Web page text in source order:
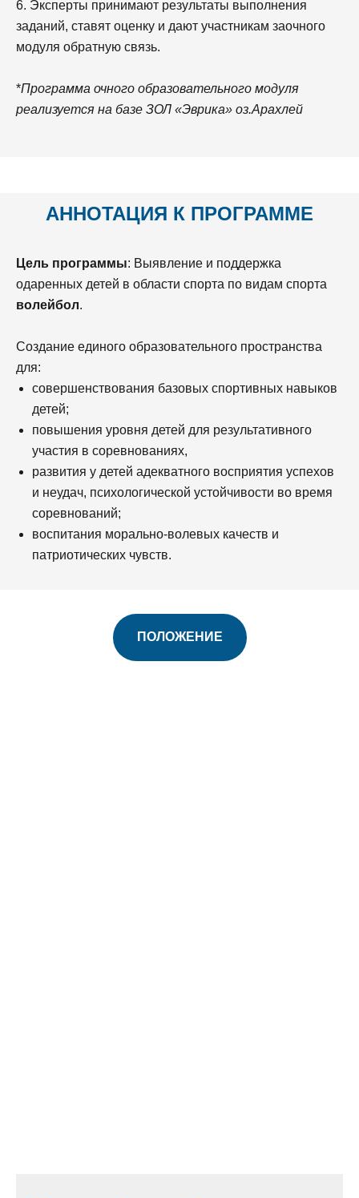
6. Эксперты принимают результаты выполнения
заданий, ставят оценку и дают участникам заочного
модуля обратную связь.
*Программа очного образовательного модуля
реализуется на базе ЗОЛ «Эврика» оз.Арахлей
АННОТАЦИЯ К ПРОГРАММЕ
Цель программы: Выявление и поддержка
одаренных детей в области спорта по видам спорта
волейбол.
Создание единого образовательного пространства
для:
совершенствования базовых спортивных навыков
детей;
повышения уровня детей для результативного
участия в соревнованиях,
развития у детей адекватного восприятия успехов
и неудач, психологической устойчивости во время
соревнований;
воспитания морально-волевых качеств и
патриотических чувств.
ПОЛОЖЕНИЕ